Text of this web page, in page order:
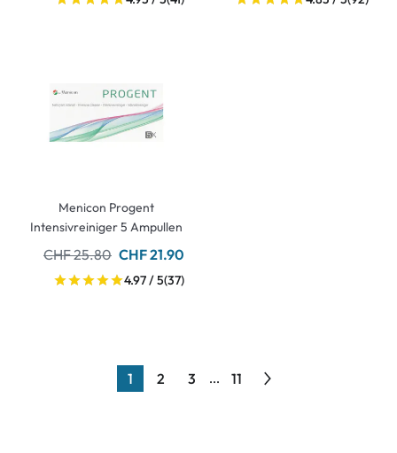
Menicon Progent
Intensivreiniger 5 Ampullen
CHF 25.80 CHF 21.90
4.97 / 5(37)
1 2 3 ... 11